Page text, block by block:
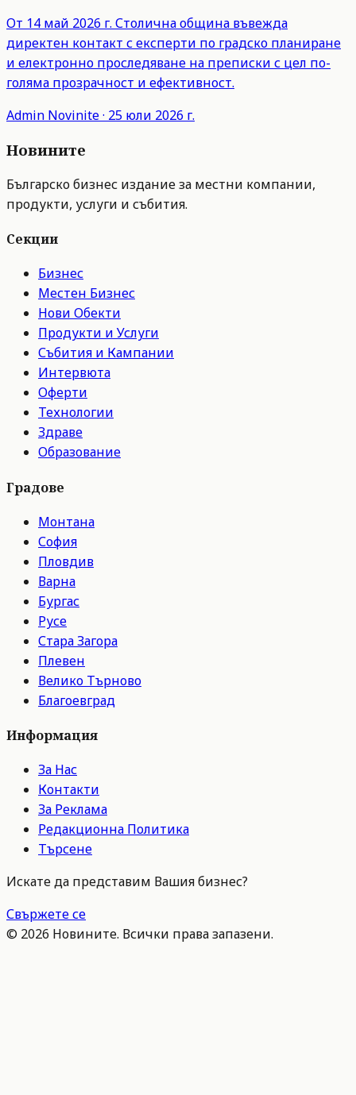
От 14 май 2026 г. Столична община въвежда
директен контакт с експерти по градско планиране
и електронно проследяване на преписки с цел по-
голяма прозрачност и ефективност.
Admin Novinite· 25 юли 2026 г.
Новините
Българско бизнес издание за местни компании,
продукти, услуги и събития.
Секции
Бизнес
Местен Бизнес
Нови Обекти
Продукти и Услуги
Събития и Кампании
Интервюта
Оферти
Технологии
Здраве
Образование
Градове
Монтана
София
Пловдив
Варна
Бургас
Русе
Стара Загора
Плевен
Велико Търново
Благоевград
Информация
За Нас
Контакти
За Реклама
Редакционна Политика
Търсене
Искате да представим Вашия бизнес?
Свържете се
© 2026 Новините. Всички права запазени.